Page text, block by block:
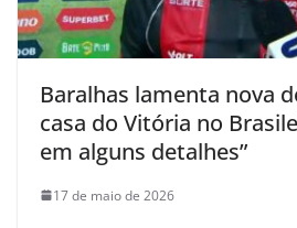
Baralhas lamenta nova
casa do Vitória no
em alguns detalhes”
17 de maio de 2026